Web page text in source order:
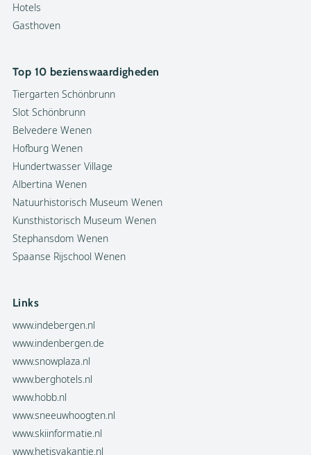
Hotels
Gasthoven
Top 10 bezienswaardigheden
Tiergarten Schönbrunn
Slot Schönbrunn
Belvedere Wenen
Hofburg Wenen
Hundertwasser Village
Albertina Wenen
Natuurhistorisch Museum Wenen
Kunsthistorisch Museum Wenen
Stephansdom Wenen
Spaanse Rijschool Wenen
Links
www.indebergen.nl
www.indenbergen.de
www.snowplaza.nl
www.berghotels.nl
www.hobb.nl
www.sneeuwhoogten.nl
www.skiinformatie.nl
www.hetisvakantie.nl